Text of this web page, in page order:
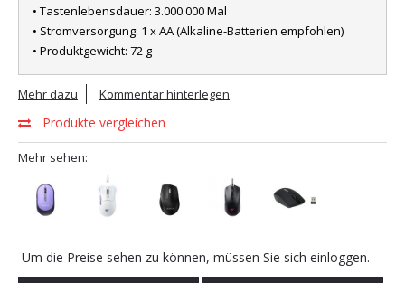
• Tastenlebensdauer: 3.000.000 Mal
• Stromversorgung: 1 x AA (Alkaline-Batterien empfohlen)
• Produktgewicht: 72 g
Mehr dazu Kommentar hinterlegen
Produkte vergleichen
Mehr sehen:
Um die Preise sehen zu können, müssen Sie sich einloggen.